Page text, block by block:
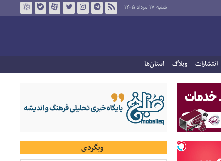
شنبه ۱۷ مرداد ۱۴۰۵
انتشارات وبلاگ استان‌ها
وبگردی